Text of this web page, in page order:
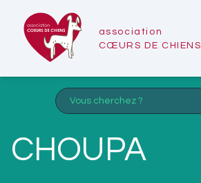
association
CŒURS DE CHIENS
CHOUPA